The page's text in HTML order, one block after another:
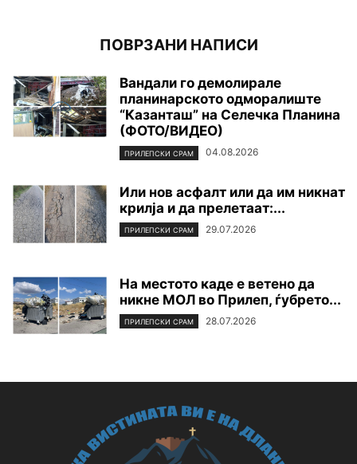
ПОВРЗАНИ НАПИСИ
Вандали го демолирале
планинарското одморалиште
“Казанташ” на Селечка Планина
(ФОТО/ВИДЕО)
ПРИЛЕПСКИ СРАМ 04.08.2026
Или нов асфалт или да им никнат
крилја и да прелетаат:...
ПРИЛЕПСКИ СРАМ 29.07.2026
На местото каде е ветено да
никне МОЛ во Прилеп, ѓубрето...
ПРИЛЕПСКИ СРАМ 28.07.2026